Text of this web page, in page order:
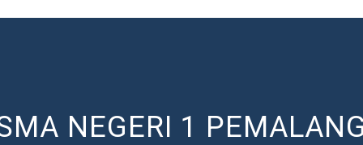
NEGERI 1